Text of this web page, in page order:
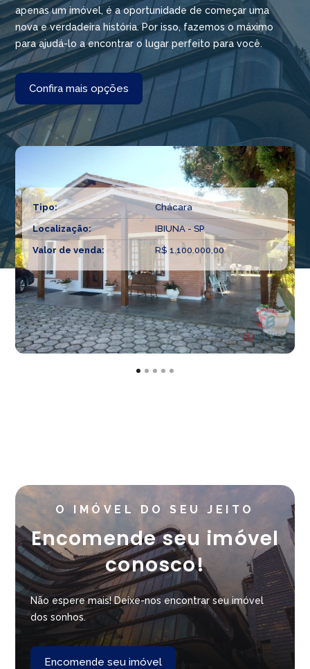
apenas um imóvel, é a oportunidade de começar uma
nova e verdadeira história. Por isso, fazemos o máximo
para ajudá-lo a encontrar o lugar perfeito para você.
Confira mais opções
Tipo: Chácara
Localização: IBIUNA - SP
Valor de venda: R$ 1.100.000,00
O IMÓVEL DO SEU JEITO
Encomende seu imóvel
conosco!
Não espere mais! Deixe-nos encontrar seu imóvel
dos sonhos.
Encomende seu imóvel